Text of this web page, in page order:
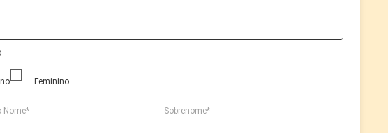
Feminino
Nome* Sobrenome*